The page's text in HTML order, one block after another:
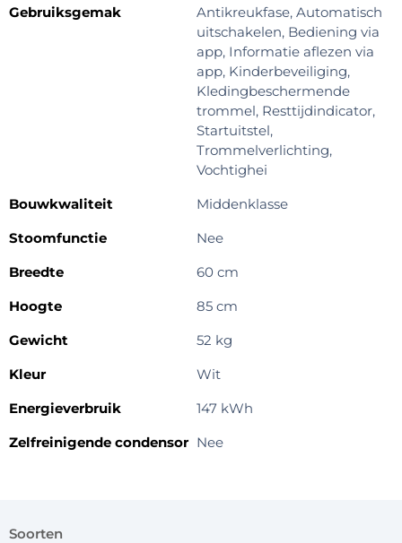
Gebruiksgemak
Antikreukfase, Automatisch
uitschakelen, Bediening via
app, Informatie aflezen via
app, Kinderbeveiliging,
Kledingbeschermende
trommel, Resttijdindicator,
Startuitstel,
Trommelverlichting,
Vochtighei
Bouwkwaliteit
Middenklasse
Stoomfunctie
Nee
Breedte
60 cm
Hoogte
85 cm
Gewicht
52 kg
Kleur
Wit
Energieverbruik
147 kWh
Zelfreinigende condensor Nee
soorten